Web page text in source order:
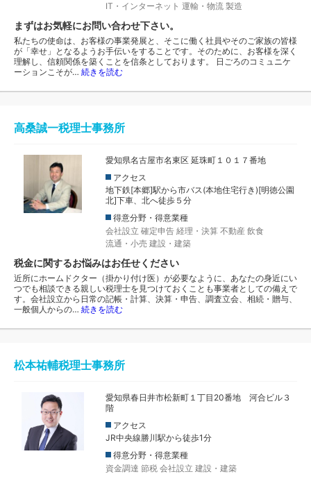
IT・インターネット 運輸・物流 製造
まずはお気軽にお問い合わせ下さい。
私たちの使命は、お客様の事業発展と、そこに働く社員やそのご家族の皆様
が「幸せ」となるようお手伝いをすることです。そのために、お客様を深く
理解し、信頼関係を築くことを信条としております。 日ごろのコミュニケ
ーションこそが… 続きを読む
高桑誠一税理士事務所
愛知県名古屋市名東区 延珠町１０１７番地
アクセス
地下鉄[本郷]駅から市バス(本地住宅行き)[明徳公園
北]下車、北へ徒歩５分
得意分野・得意業種
会社設立 確定申告 経理・決算 不動産 飲食
流通・小売 建設・建築
税金に関するお悩みはお任せください
近所にホームドクター（掛かり付け医）が必要なように、あなたの身近にい
つでも相談できる親しい税理士を見つけておくことも事業者としての備えで
す。会社設立から日常の記帳・計算、決算・申告、調査立会、相続・贈与、
一般個人からの… 続きを読む
松本祐輔税理士事務所
愛知県春日井市松新町１丁目20番地 河合ビル３
階
アクセス
JR中央線勝川駅から徒歩1分
得意分野・得意業種
資金調達 節税 会社設立 建設・建築